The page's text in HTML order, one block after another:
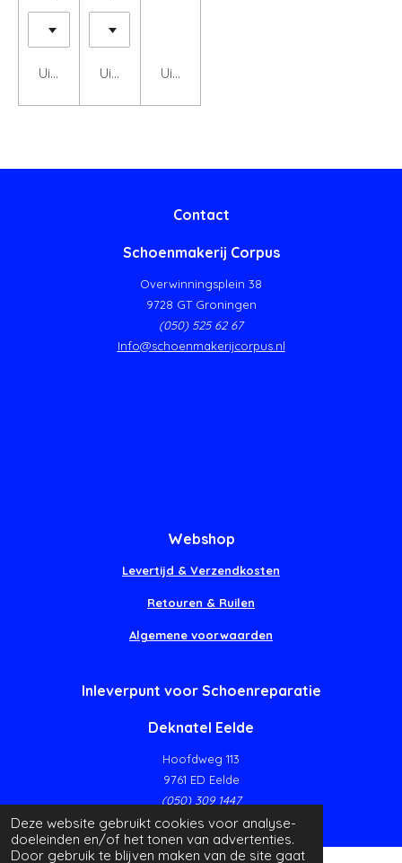
Deze website gebruikt cookies voor analyse-
doeleinden en/of het tonen van advertenties.
Door gebruik te blijven maken van de site gaat
UitgeschakeldUitgeschakeldUitgeschakeld
Contact
Schoenmakerij Corpus
Overwinningsplein 38
9728 GT Groningen
(050) 525 62 67
Info@schoenmakerijcorpus.nl
Webshop
Levertijd & Verzendkosten
Retouren & Ruilen
Algemene voorwaarden
Inleverpunt voor Schoenreparatie
Deknatel Eelde
Hoofdweg 113
9761 ED Eelde
(050) 309 1447